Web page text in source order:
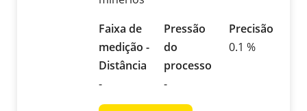
Faixa de
medição -
Distância
-
Pressão
do
processo
-
Precisão
0.1 %